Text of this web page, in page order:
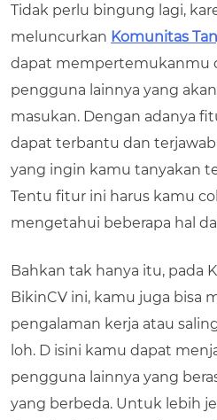
Tidak perlu bingung lagi,
meluncurkan Komunitas
dapat mempertemukanmu
pengguna lainnya yang
masukan. Dengan adanya
dapat terbantu dan
yang ingin kamu tanyakan
Tentu fitur ini harus kamu
mengetahui beberapa hal
Bahkan tak hanya itu, pada
BikinCV ini, kamu juga bisa
pengalaman kerja atau
loh. D isini kamu dapat
pengguna lainnya yang
yang berbeda. Untuk lebih